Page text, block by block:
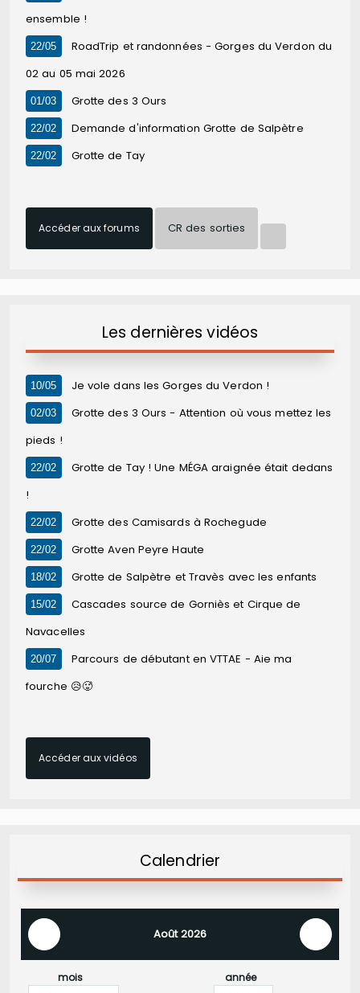
ensemble !
22/05
RoadTrip et randonnées - Gorges du Verdon du
02 au 05 mai 2026
01/03 Grotte des 3 Ours
22/02 Demande d'information Grotte de Salpètre
22/02 Grotte de Tay
Accéder aux forums CR des sorties
Les dernières vidéos
10/05 Je vole dans les Gorges du Verdon !
02/03
Grotte des 3 Ours - Attention où vous mettez les
pieds !
22/02
Grotte de Tay ! Une MÉGA araignée était dedans
!
22/02 Grotte des Camisards à Rochegude
22/02 Grotte Aven Peyre Haute
18/02 Grotte de Salpètre et Travès avec les enfants
15/02
Cascades source de Gorniès et Cirque de
Navacelles
20/07
Parcours de débutant en VTTAE - Aie ma
fourche 😥🥵
Accéder aux vidéos
Calendrier
Août 2026
mois année